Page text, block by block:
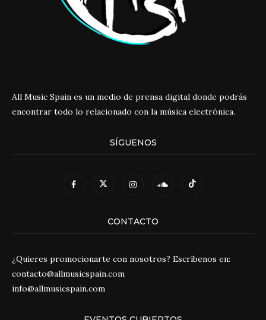
All Music Spain es un medio de prensa digital donde podrás
encontrar todo lo relacionado con la música electrónica.
SÍGUENOS
CONTACTO
¿Quieres promocionarte con nosotros? Escríbenos en:
contacto@allmusicspain.com
info@allmusicspain.com